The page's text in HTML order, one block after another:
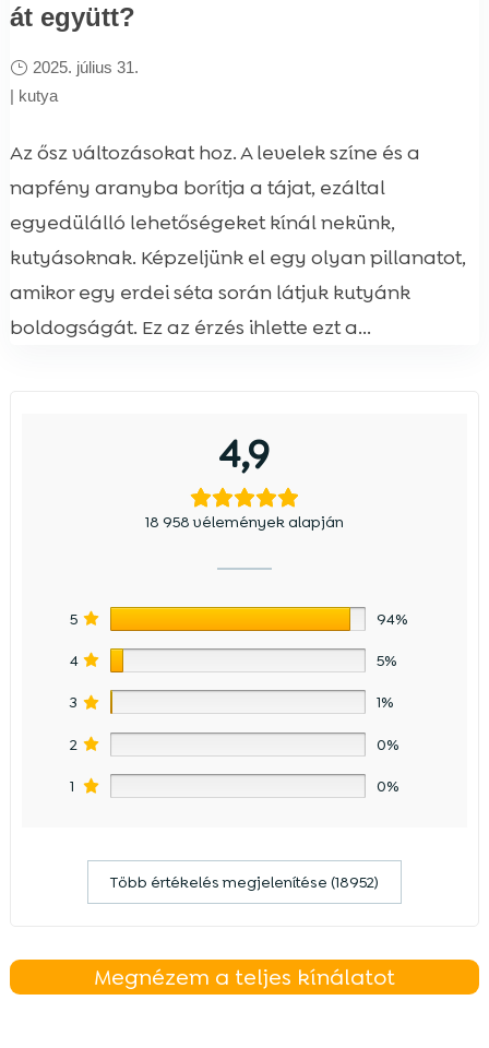
át együtt?
2025. július 31.
| kutya
Az ősz változásokat hoz. A levelek színe és a
napfény aranyba borítja a tájat, ezáltal
egyedülálló lehetőségeket kínál nekünk,
kutyásoknak. Képzeljünk el egy olyan pillanatot,
amikor egy erdei séta során látjuk kutyánk
boldogságát. Ez az érzés ihlette ezt a...
4,9
18 958 vélemények alapján
5 94%
4 5%
3 1%
2 0%
1 0%
Több értékelés megjelenítése (18952)
Megnézem a teljes kínálatot